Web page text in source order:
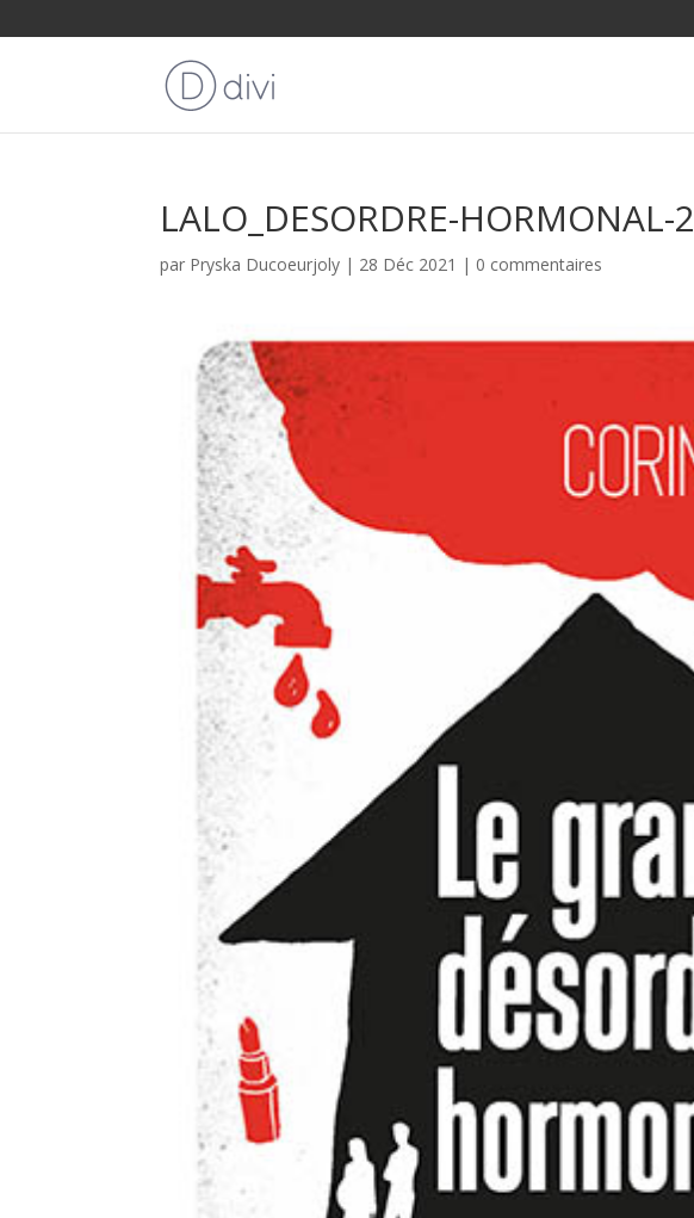
LALO_DESORDRE-HORMONAL-2
par Pryska Ducoeurjoly | 28 Déc 2021 | 0 commentaires